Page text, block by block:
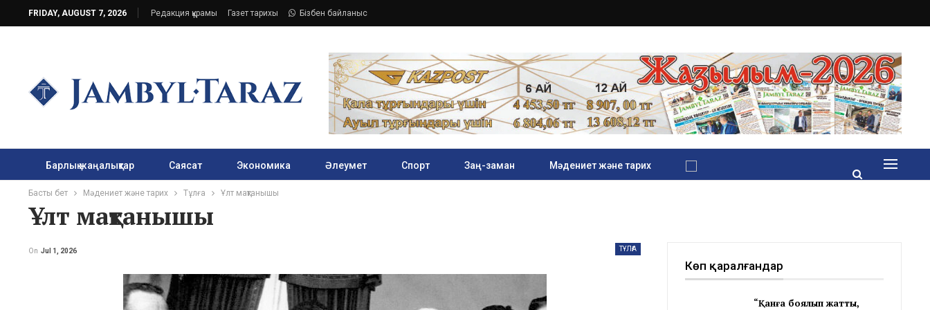
FRIDAY, AUGUST 7, 2026 Редакция құрамы Газет тарихы Бізбен байланыс
Барлық жаңалықтар Саясат Экономика Әлеумет Спорт Заң-заман Мәдениет және тарих
Басты бет Мәдениет және тарих Тұлға Ұлт мақтанышы
Ұлт мақтанышы
ТҰЛҒА
On Jul 1, 2026
Көп қаралғандар
“Қанға боялып жатты,